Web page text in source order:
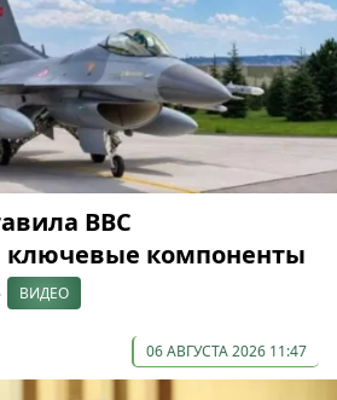
ВВС
ключевые компоненты
ВИДЕО
06 АВГУСТА 2026 11:47